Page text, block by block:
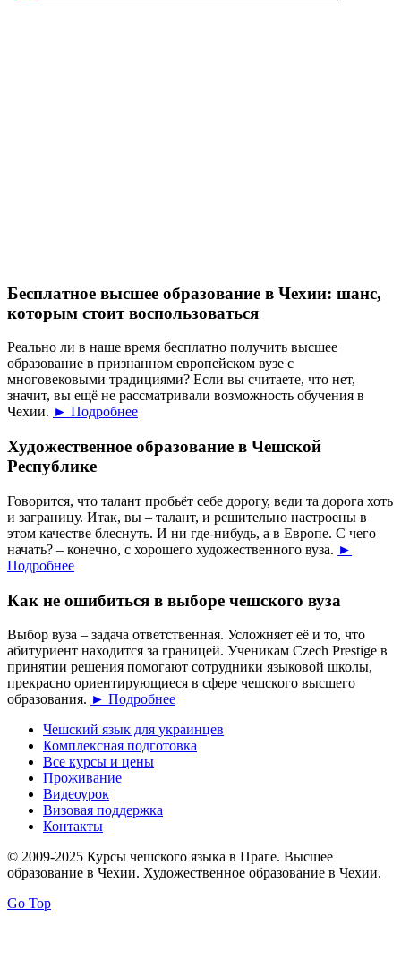
Бесплатное высшее образование в Чехии: шанс,
которым стоит воспользоваться
Реально ли в наше время бесплатно получить высшее
образование в признанном европейском вузе с
многовековыми традициями? Если вы считаете, что нет,
значит, вы ещё не рассматривали возможность обучения в
Чехии. ► Подробнее
Художественное образование в Чешской
Республике
Говорится, что талант пробьёт себе дорогу, веди та дорога хоть
и заграницу. Итак, вы – талант, и решительно настроены в
этом качестве блеснуть. И ни где-нибудь, а в Европе. С чего
начать? – конечно, с хорошего художественного вуза. ►
Подробнее
Как не ошибиться в выборе чешского вуза
Выбор вуза – задача ответственная. Усложняет её и то, что
абитуриент находится за границей. Ученикам Czech Prestige в
принятии решения помогают сотрудники языковой школы,
прекрасно ориентирующиеся в сфере чешского высшего
образования. ► Подробнее
Чешский язык для украинцев
Комплексная подготовка
Все курсы и цены
Проживание
Видеоурок
Визовая поддержка
Контакты
© 2009-2025 Курсы чешского языка в Праге. Высшее
образование в Чехии. Художественное образование в Чехии.
Go Top